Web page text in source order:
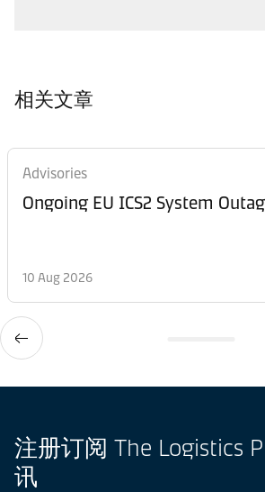
相关文章
Advisories
Ongoing EU ICS2 System
10 Aug 2026
注册订阅 The Logistics
讯